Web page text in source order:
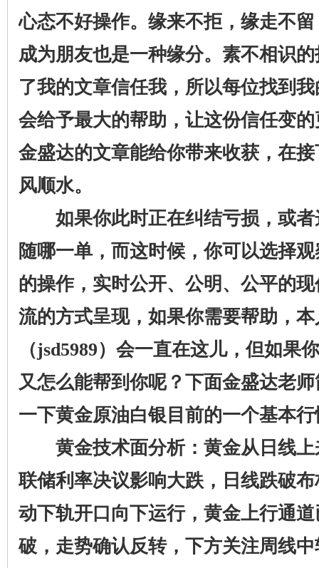
心态不好操作。缘来不拒，缘走不
成为朋友也是一种缘分。素不相识
了我的文章信任我，所以每位找到
会给予最大的帮助，让这份信任变
金盛达的文章能给你带来收获，在
风顺水。
如果你此时正在纠结亏损，或者
随哪一单，而这时候，你可以选择
的操作，实时公开、公明、公平的
流的方式呈现，如果你需要帮助，
（jsd5989）会一直在这儿，但如果
又怎么能帮到你呢？下面金盛达老
一下黄金原油白银目前的一个基本
黄金技术面分析：黄金从日线上
联储利率决议影响大跌，日线跌破
动下轨开口向下运行，黄金上行通
破，走势确认反转，下方关注周线中